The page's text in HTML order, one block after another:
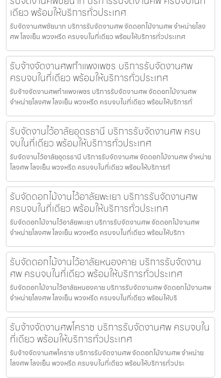
เดียว พร้อมให้บริการทั่วประเทศ
รับจัดงานศพชัยนาท บริการรับจัดงานศพ จัดดอกไม้งานศพ จำหน่ายโลง
ศพ โลงเย็น พวงหรีด ครบจบในที่เดียว พร้อมให้บริการทั่วประเทศ
รับจ้างจัดงานศพกำแพงเพชร บริการรับจัดงานศพ
ครบจบในที่เดียว พร้อมให้บริการทั่วประเทศ
รับจ้างจัดงานศพกำแพงเพชร บริการรับจัดงานศพ จัดดอกไม้งานศพ
จำหน่ายโลงศพ โลงเย็น พวงหรีด ครบจบในที่เดียว พร้อมให้บริการทั่
รับจัดงานไว้อาลัยอุดรธานี บริการรับจัดงานศพ ครบ
จบในที่เดียว พร้อมให้บริการทั่วประเทศ
รับจัดงานไว้อาลัยอุดรธานี บริการรับจัดงานศพ จัดดอกไม้งานศพ จำหน่าย
โลงศพ โลงเย็น พวงหรีด ครบจบในที่เดียว พร้อมให้บริการทั
รับจัดดอกไม้งานไว้อาลัยพะเยา บริการรับจัดงานศพ
ครบจบในที่เดียว พร้อมให้บริการทั่วประเทศ
รับจัดดอกไม้งานไว้อาลัยพะเยา บริการรับจัดงานศพ จัดดอกไม้งานศพ
จำหน่ายโลงศพ โลงเย็น พวงหรีด ครบจบในที่เดียว พร้อมให้บริกา
รับจัดดอกไม้งานไว้อาลัยหนองคาย บริการรับจัดงาน
ศพ ครบจบในที่เดียว พร้อมให้บริการทั่วประเทศ
รับจัดดอกไม้งานไว้อาลัยหนองคาย บริการรับจัดงานศพ จัดดอกไม้งานศพ
จำหน่ายโลงศพ โลงเย็น พวงหรีด ครบจบในที่เดียว พร้อมให้บริ
รับจ้างจัดงานศพโคราช บริการรับจัดงานศพ ครบจบใน
ที่เดียว พร้อมให้บริการทั่วประเทศ
รับจ้างจัดงานศพโคราช บริการรับจัดงานศพ จัดดอกไม้งานศพ จำหน่าย
โลงศพ โลงเย็น พวงหรีด ครบจบในที่เดียว พร้อมให้บริการทั่วประ